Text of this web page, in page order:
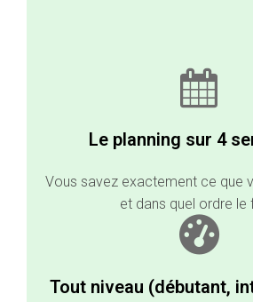
Le planning sur 4
Vous savez exactement ce que
et dans quel ordre le
Tout niveau (débutant,